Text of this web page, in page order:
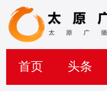
首页 头条